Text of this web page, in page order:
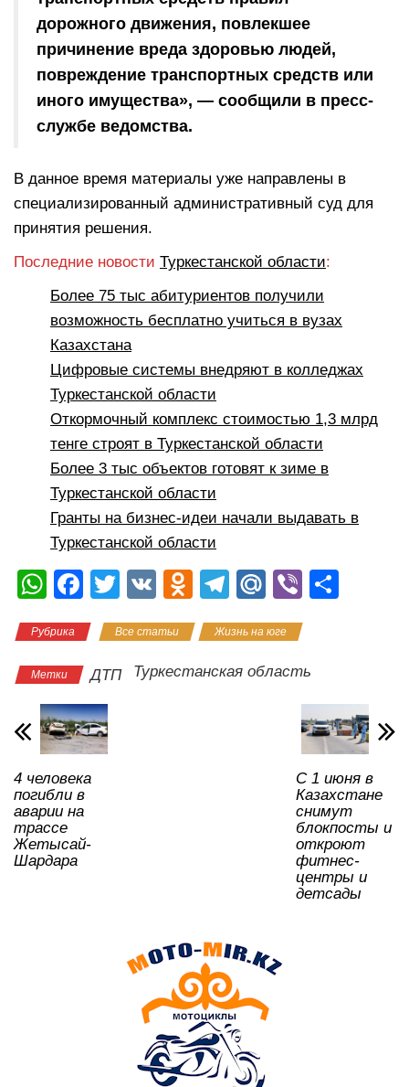
дорожного движения, повлекшее
причинение вреда здоровью людей,
повреждение транспортных средств или
иного имущества», — сообщили в пресс-
службе ведомства.
В данное время материалы уже направлены в
специализированный административный суд для
принятия решения.
Последние новости Туркестанской области:
Более 75 тыс абитуриентов получили
возможность бесплатно учиться в вузах
Казахстана
Цифровые системы внедряют в колледжах
Туркестанской области
Откормочный комплекс стоимостью 1,3 млрд
тенге строят в Туркестанской области
Более 3 тыс объектов готовят к зиме в
Туркестанской области
Гранты на бизнес-идеи начали выдавать в
Туркестанской области
W
at
s
A
p
p
F
c
e
b
o
o
k
T
tt
er
V
O
n
o
T
e
gr
M
.R
u
Vi
в
и
ть
Рубрика Все статьи Жизнь на юге
Метки ДТП Туркестанская область
4 человека
погибли в
аварии на
трассе
Жетысай-
Шардара
С 1 июня в
Казахстане
снимут
блокпосты и
откроют
фитнес-
центры и
детсады